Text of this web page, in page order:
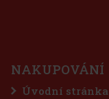
NAKUPOVÁNÍ
Úvodní stránka